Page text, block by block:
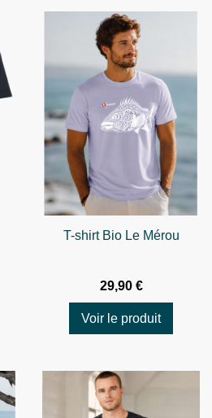
T-shirt Bio Le Mérou
29,90 €
Voir le produit